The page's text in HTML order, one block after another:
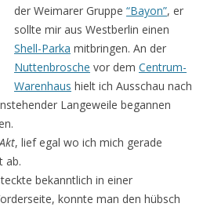
der Weimarer Gruppe “Bayon”, er
sollte mir aus Westberlin einen
Shell-Parka mitbringen. An der
Nuttenbrosche vor dem Centrum-
Warenhaus hielt ich Ausschau nach
Langeweile begannen
, lief egal wo ich mich gerade
ab.
bekanntlich in einer
konnte man den hübsch